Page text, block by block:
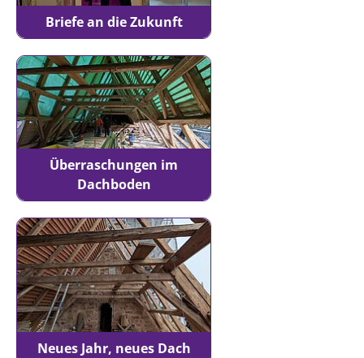
Briefe an die Zukunft
Überraschungen im
Dachboden
Neues Jahr, neues Dach